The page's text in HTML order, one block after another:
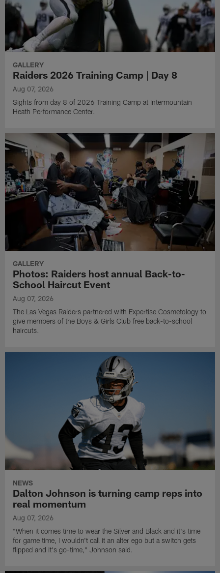
GALLERY
Raiders 2026 Training Camp | Day 8
Aug 07, 2026
Sights from day 8 of 2026 Training Camp at Intermountain
Heath Performance Center.
GALLERY
Photos: Raiders host annual Back-to-
School Haircut Event
Aug 07, 2026
The Las Vegas Raiders partnered with Expertise Cosmetology to
give members of the Boys & Girls Club free back-to-school
haircuts.
NEWS
Dalton Johnson is turning camp reps into
real momentum
Aug 07, 2026
"When it comes time to wear the Silver and Black and it's time
for game time, I wouldn't call it an alter ego but a switch gets
flipped and it's go-time," Johnson said.